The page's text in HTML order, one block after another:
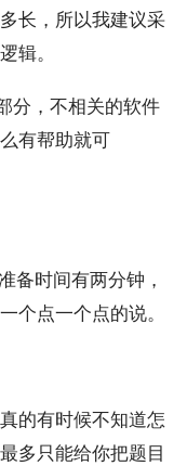
长，所以我建议采
辑。
分，不相关的软件
有帮助就可
备时间有两分钟，
个点一个点的说。
的有时候不知道怎
多只能给你把题目